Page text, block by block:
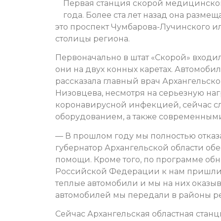
Первая станция скорой
года. Более ста лет назад она
это проспект Чумбарова-Лучинского
столицы региона.
Первоначально в штат «Скорой»
они на двух конных каретах.
рассказала главный врач
Низовцева, несмотря на серьезную
коронавирусной инфекцией, сейчас
оборудованием, а также
— В прошлом году мы полностью
губернатор Архангельской области
помощи. Кроме того, по программе
Российской Федерации к нам
теплые автомобили и мы на них
автомобилей мы передали в районы
Сейчас Архангельская областная